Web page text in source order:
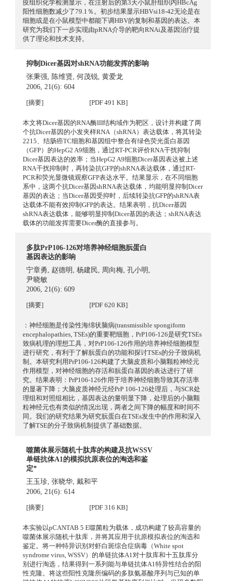
疫组织化学检测显示，在注射后的第3天小鼠肝组织内HBcAg
阳性细胞数减少了79.1％。初步结果显示HBVsi18-42无论是在
细胞或是在小鼠模型中都能下调HBV的复制和基因的表达。本
研究为我们下一步实现由pRNA介导的靶向RNAi及基因治疗提
供了理论和技术支持。
抑制Dicer基因对shRNA功能发挥的影响
张秉强, 陈维贤,何茂锐,黄爱龙
2006, 21(6): 604
[摘要] [PDF 491 KB]
本文将Dicer基因的RNA酶III结构域作为靶区，设计并构建了两
个抗Dicer基因的小发夹样RNA（shRNA）表达载体，将其转染
2215、结肠癌TC细胞和基因组中整合有绿色荧光蛋白基因
（GFP）的HepG2 A9细胞，通过RT-PCR评价RNA干扰抑制
Dicer基因表达的效率；当HepG2 A9细胞Dicer基因表达被上述
RNA干扰抑制时，再转染抗GFP的shRNA表达载体，通过RT-
PCR和荧光显微镜观察GFP表达水平。结果显示，在不同细胞
系中，这两个抗Dicer基因shRNA表达载体，均能明显抑制Dicer
基因的表达；当Dicer基因受抑时，后续转染抗GFP的shRNA表
达载体不能有效抑制GFP的表达。结果表明，抗Dicer基因
shRNA表达载体，能够明显抑制Dicer基因的表达；shRNA表达
载体的功能发挥需要Dicer酶的直接参与。
多肽PrP106-126对培养神经细胞朊蛋白
基因表达的影响
宁章勇, 赵德明 ,杨建民, 周向梅,孔小明 ,
尹晓敏
2006, 21(6): 609
[摘要] [PDF 620 KB]
：神经细胞是传染性海绵状脑病(transmissible spongiform
encephalopathies, TSEs)的重要靶细胞，PrP106-126是研究TSEs
致病机理的理想工具，对PrP106-126作用的培养神经细胞模型
进行研究，有利于了解朊蛋白的功能和探讨TSEs的分子致病机
制。本研究利用PrP106-126构建了大脑皮质和小脑颗粒神经元
作用模型，对神经细胞的存活和朊蛋白基因的表达进行了研
究。结果表明：PrP106-126作用于培养神经细胞导致其存活率
的显著下降；大脑皮质神经元经PrP 106-126处理后，与SCR处
理组和对照组相比，基因表达的量明显下降，处理后的小脑颗
粒神经元也有类似的情况出现，两者之间下降的幅度和时间不
同。我们的研究结果为研究朊蛋白在TSEs发生中的作用和深入
了解TSE的分子致病机制提供了基础数据。
噬菌体展示随机十肽库的构建及抗WSSV
单链抗体A1的模拟抗原表位的淘选和鉴
定*
王玉珍,张晓华,戴和平
2006, 21(6): 614
[摘要] [PDF 316 KB]
本实验以pCANTAB 5 E噬菌粒为载体，成功构建了较高容量的
噬菌体展示随机十肽库，并将其应用于抗原模拟表位的淘选和
鉴定。将一种特异识别对虾白斑综合症病毒（White spot
syndrome virus, WSSV）的单链抗体A1对十肽库和十五肽库分
别进行淘选，结果得到一系列能与单链抗体A1特异性结合的阳
性克隆。将这些阳性克隆所编码的多肽氨基酸序列与已知的单